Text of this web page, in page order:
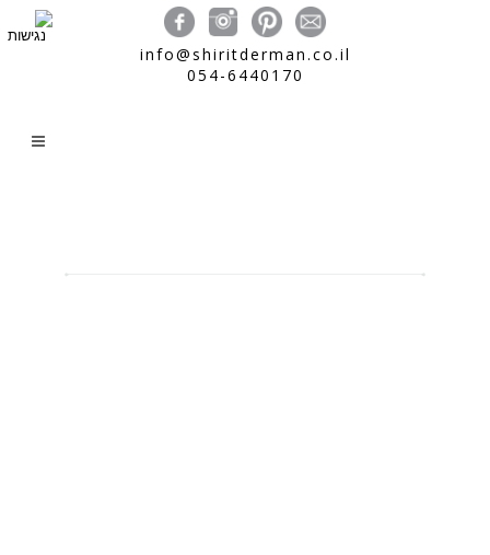
info@shiritderman.co.il
054-6440170